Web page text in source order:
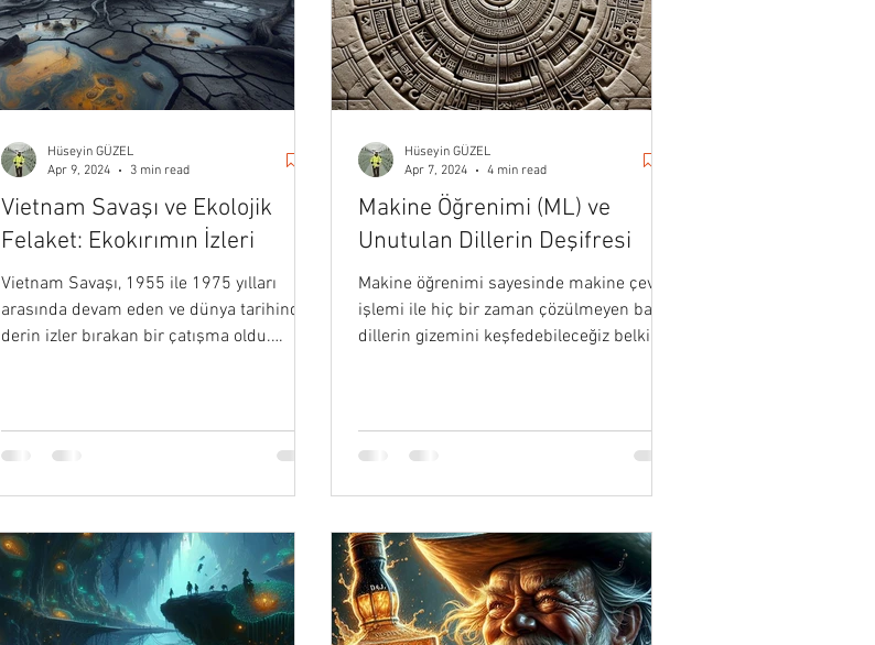
Vietnam Savaşı ve Ekolojik
Felaket: Ekokırımın İzleri
Vietnam Savaşı, 1955 ile 1975 yılları
arasında devam eden ve dünya tarihinde
derin izler bırakan bir çatışma oldu.
Hüseyin GÜZEL
Apr 9, 2024
3 min read
Makine Öğrenimi (ML) ve
Unutulan Dillerin Deşifresi
Makine öğrenimi sayesinde makine çeviri
işlemi ile hiç bir zaman çözülmeyen bazı
dillerin gizemini keşfedebileceğiz belki
Hüseyin GÜZEL
Apr 7, 2024
4 min read